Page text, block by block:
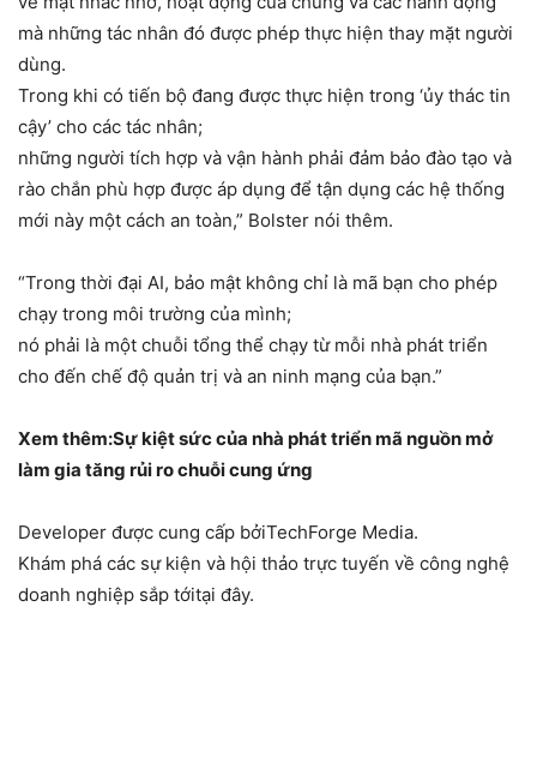
mà những tác nhân đó được phép thực hiện thay mặt người
dùng.
Trong khi có tiến bộ đang được thực hiện trong ‘ủy thác tin
cậy’ cho các tác nhân;
những người tích hợp và vận hành phải đảm bảo đào tạo và
rào chắn phù hợp được áp dụng để tận dụng các hệ thống
mới này một cách an toàn,” Bolster nói thêm.
“Trong thời đại AI, bảo mật không chỉ là mã bạn cho phép
chạy trong môi trường của mình;
nó phải là một chuỗi tổng thể chạy từ mỗi nhà phát triển
cho đến chế độ quản trị và an ninh mạng của bạn.”
Xem thêm:Sự kiệt sức của nhà phát triển mã nguồn mở
làm gia tăng rủi ro chuỗi cung ứng
Developer được cung cấp bởiTechForge Media.
Khám phá các sự kiện và hội thảo trực tuyến về công nghệ
doanh nghiệp sắp tớitại đây.